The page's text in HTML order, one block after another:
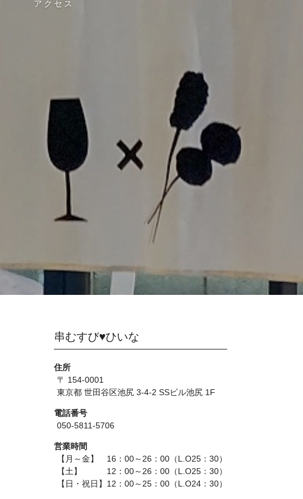
アクセス
串むすび♥ひいな
住所
〒 154-0001
東京都 世田谷区池尻 3-4-2 SSビル池尻 1F
電話番号
050-5811-5706
営業時間
【月～金】 16：00～26：00（L.O25：30）
【土】 12：00～26：00（L.O25：30）
【日・祝日】12：00～25：00（L.O24：30）